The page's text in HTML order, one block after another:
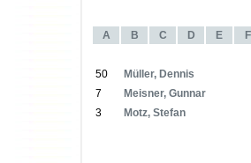
A B C D E F
50
Müller, Dennis
7
Meisner, Gunnar
3
Motz, Stefan